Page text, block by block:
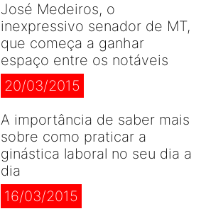
José Medeiros, o
inexpressivo senador de MT,
que começa a ganhar
espaço entre os notáveis
20/03/2015
A importância de saber mais
sobre como praticar a
ginástica laboral no seu dia a
dia
16/03/2015